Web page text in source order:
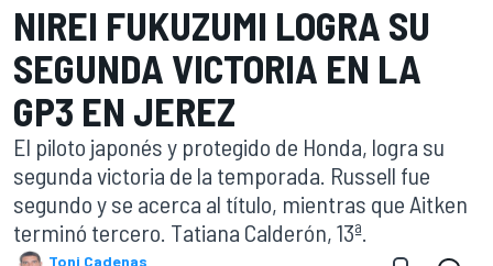
NIREI FUKUZUMI LOGRA SU
SEGUNDA VICTORIA EN LA
GP3 EN JEREZ
El piloto japonés y protegido de Honda, logra su
segunda victoria de la temporada. Russell fue
segundo y se acerca al título, mientras que Aitken
terminó tercero. Tatiana Calderón, 13ª.
Toni Cadenas